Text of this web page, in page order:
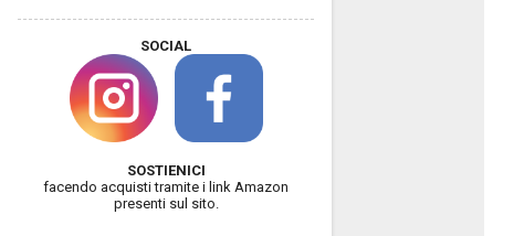
SOCIAL
SOSTIENICI
facendo acquisti tramite i link Amazon
presenti sul sito.